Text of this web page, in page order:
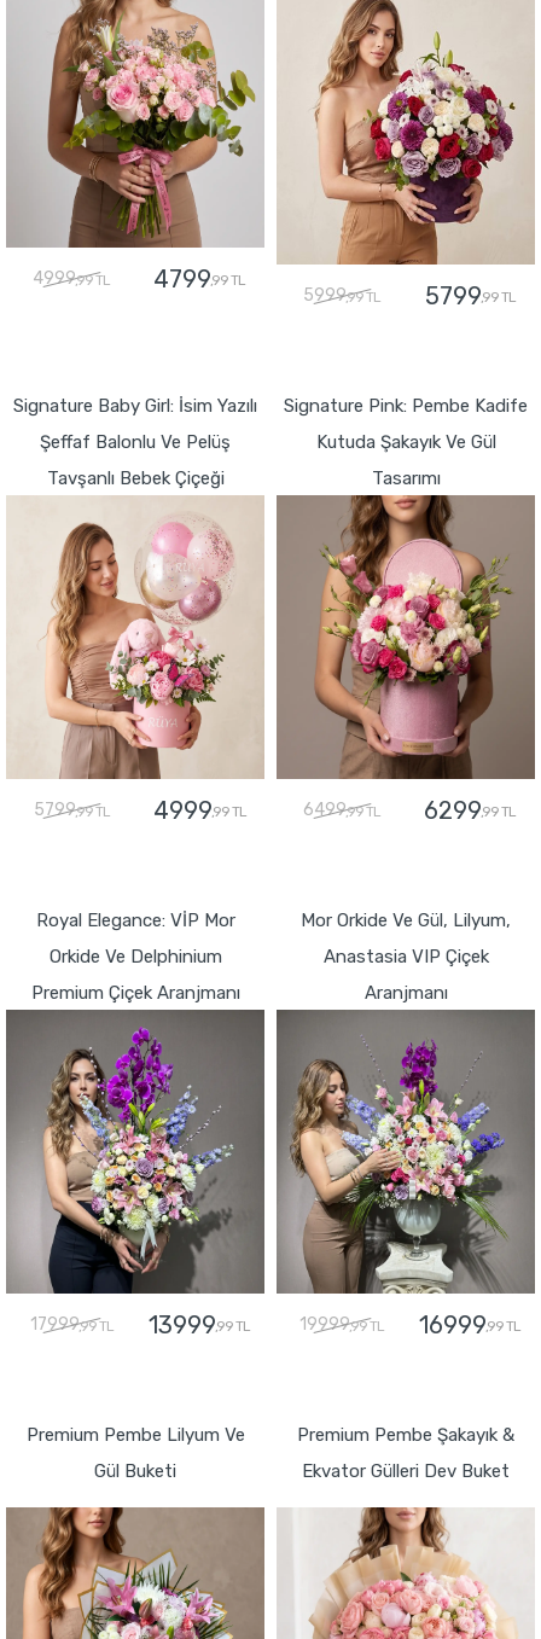
4999,99 TL 4799,99 TL
5999,99 TL 5799,99 TL
Signature Baby Girl: İsim Yazılı
Şeffaf Balonlu Ve Pelüş
Tavşanlı Bebek Çiçeği
5799,99 TL 4999,99 TL
Signature Pink: Pembe Kadife
Kutuda Şakayık Ve Gül
Tasarımı
6499,99 TL 6299,99 TL
Royal Elegance: VİP Mor
Orkide Ve Delphinium
Premium Çiçek Aranjmanı
17999,99 TL 13999,99 TL
Mor Orkide Ve Gül, Lilyum,
Anastasia VIP Çiçek
Aranjmanı
19999,99 TL 16999,99 TL
Premium Pembe Lilyum Ve
Gül Buketi
Premium Pembe Şakayık &
Ekvator Gülleri Dev Buket